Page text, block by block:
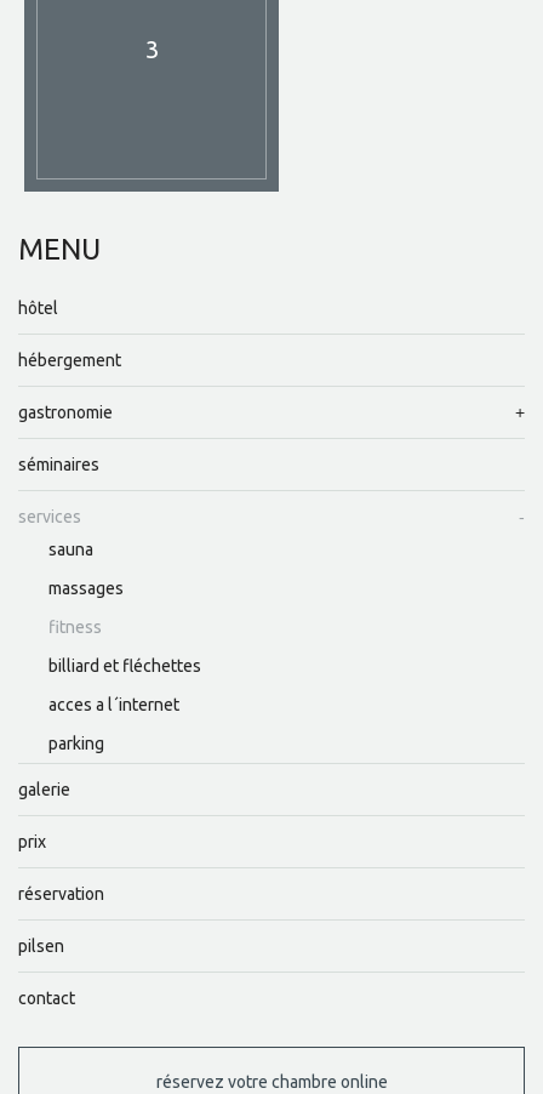
3
MENU
hôtel
hébergement
gastronomie
séminaires
services
sauna
massages
fitness
billiard et fléchettes
acces a l´internet
parking
galerie
prix
réservation
pilsen
contact
réservez votre chambre online